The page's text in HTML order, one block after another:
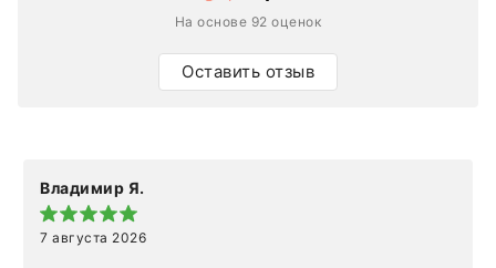
На основе 92 оценок
Оставить отзыв
Владимир Я.
7 августа 2026